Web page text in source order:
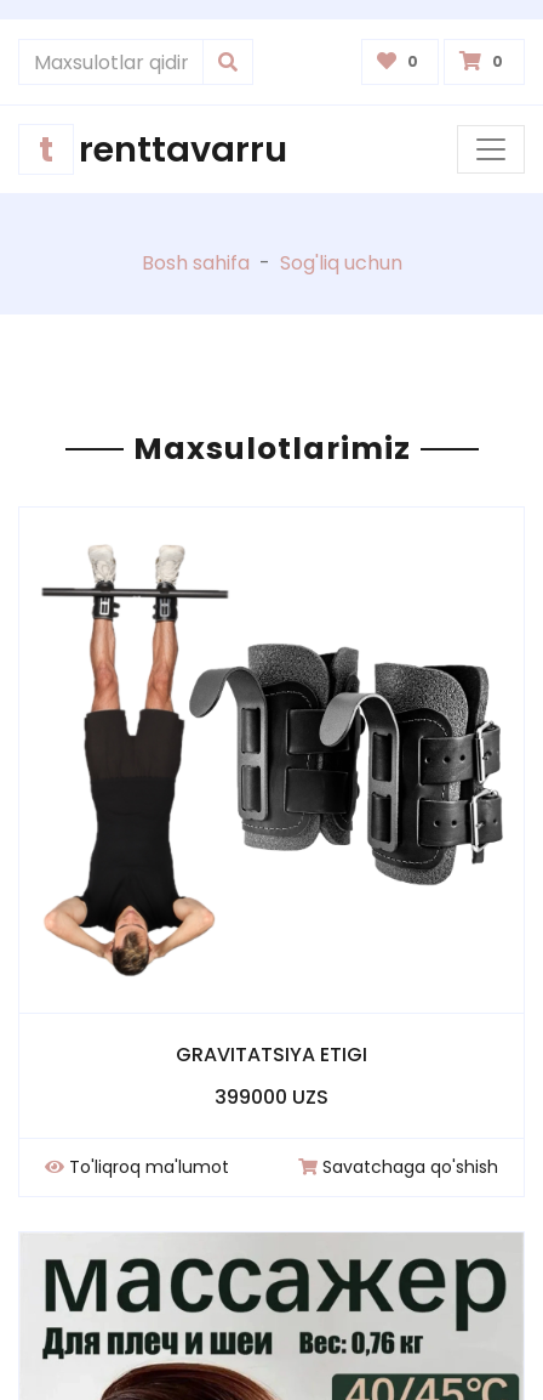
0 0
t renttavarru
Bosh sahifa - Sog'liq uchun
Maxsulotlarimiz
GRAVITATSIYA ETIGI
399000 UZS
To'liqroq ma'lumot Savatchaga qo'shish